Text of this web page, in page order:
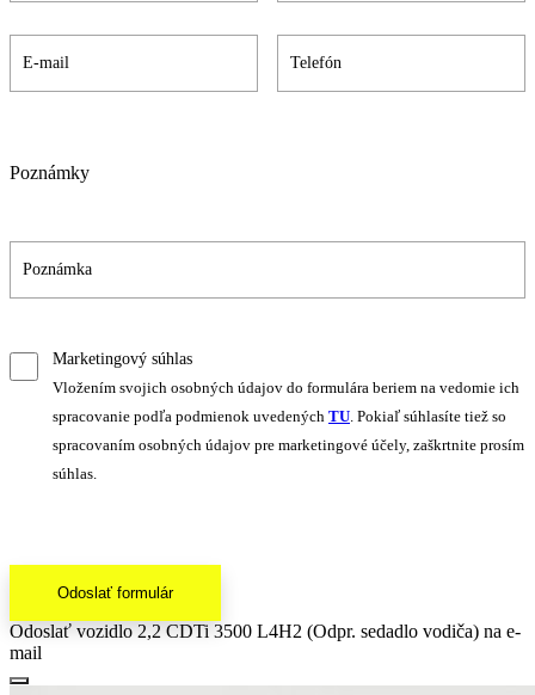
Poznámky
Marketingový súhlas
Vložením svojich osobných údajov do formulára beriem na vedomie ich
spracovanie podľa podmienok uvedených TU. Pokiaľ súhlasíte tiež so
spracovaním osobných údajov pre marketingové účely, zaškrtnite prosím
súhlas.
Odoslať formulár
Odoslať vozidlo 2,2 CDTi 3500 L4H2 (Odpr. sedadlo vodiča) na e-
mail